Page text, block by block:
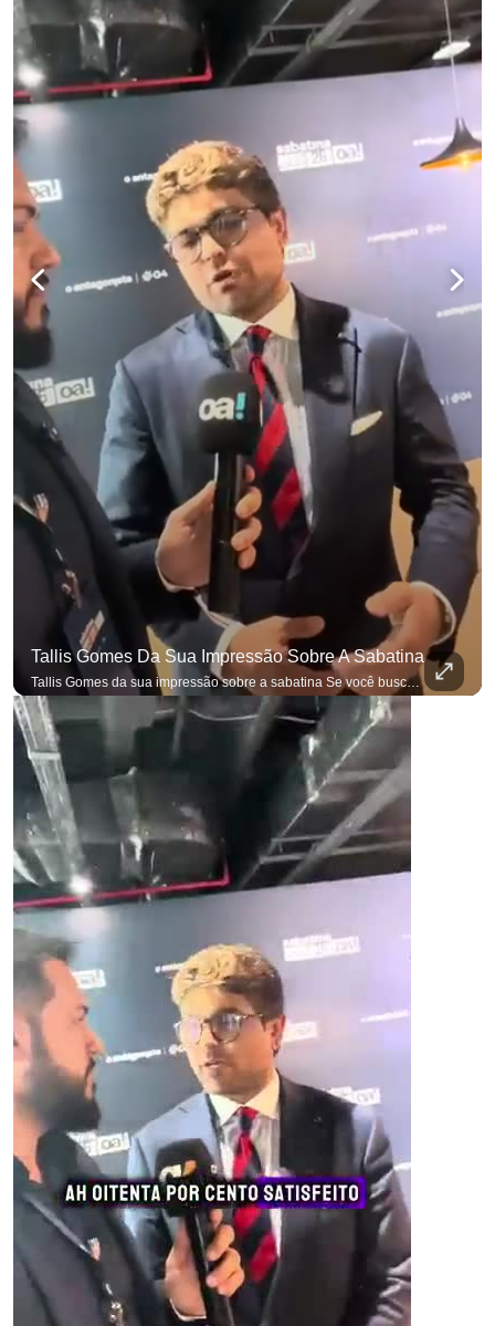
Tallis Gomes Da Sua Impressão Sobre A Sabatina
Tallis Gomes da sua impressão sobre a sabatina Se você busca informação com credibilidade, inscreva-se agora e ative o